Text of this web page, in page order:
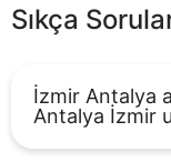
Sıkça
İzmir Antalya
Antalya İzmir